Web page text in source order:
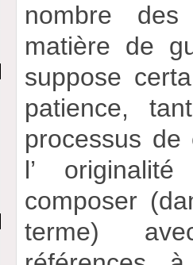
nombre
matière de
suppose
patience,
processus de
l’
composer
terme)